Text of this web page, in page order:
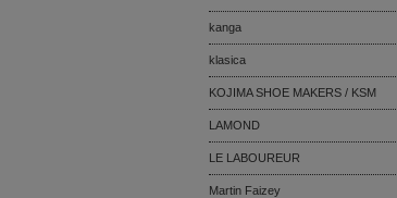
kanga
klasica
KOJIMA SHOE MAKERS / KSM
LAMOND
LE LABOUREUR
Martin Faizey